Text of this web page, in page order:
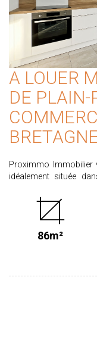
et pour organiser une
calculés sur un prix de
A LOUER
DE PLAIN-
Proximmo Immobilier
idéalement située
offre un cadre de vie pratique et
de vie lumineuse
et équipée, ouverte
L'espace nuit
86m²